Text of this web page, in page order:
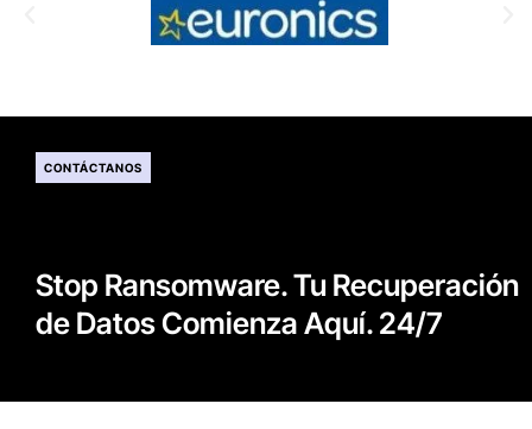
CONTÁCTANOS
Stop Ransomware. Tu Recuperación
de Datos Comienza Aquí. 24/7